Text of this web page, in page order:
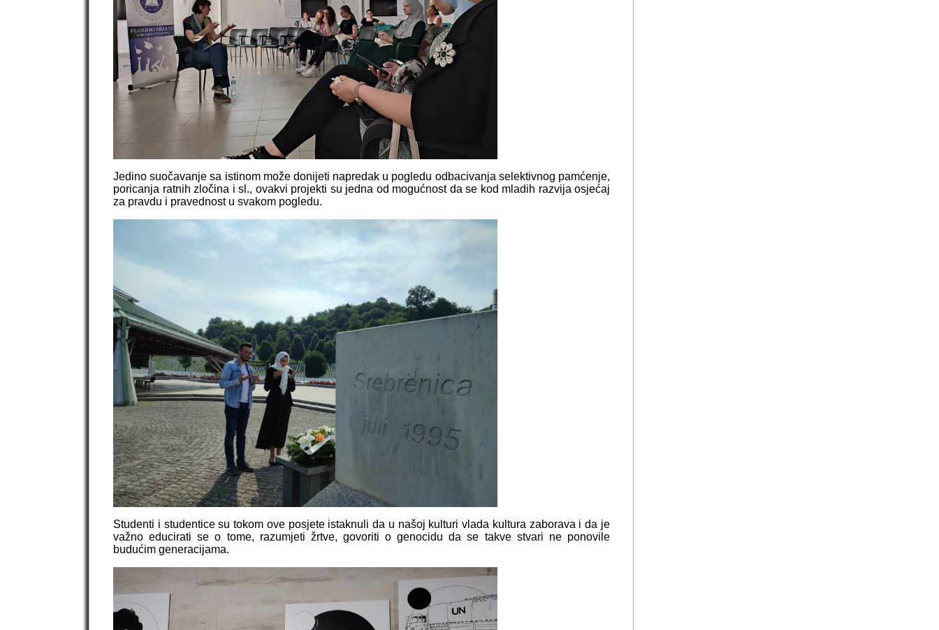
Jedino suočavanje sa istinom može donijeti napredak u pogledu odbacivanja selektivnog pamćenje,
poricanja ratnih zločina i sl., ovakvi projekti su jedna od mogućnost da se kod mladih razvija osjećaj
za pravdu i pravednost u svakom pogledu.
Studenti i studentice su tokom ove posjete istaknuli da u našoj kulturi vlada kultura zaborava i da je
važno educirati se o tome, razumjeti žrtve, govoriti o genocidu da se takve stvari ne ponovile
budućim generacijama.